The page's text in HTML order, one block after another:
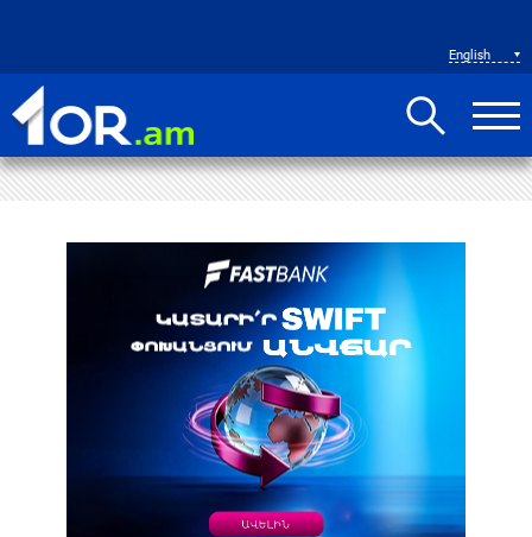
English